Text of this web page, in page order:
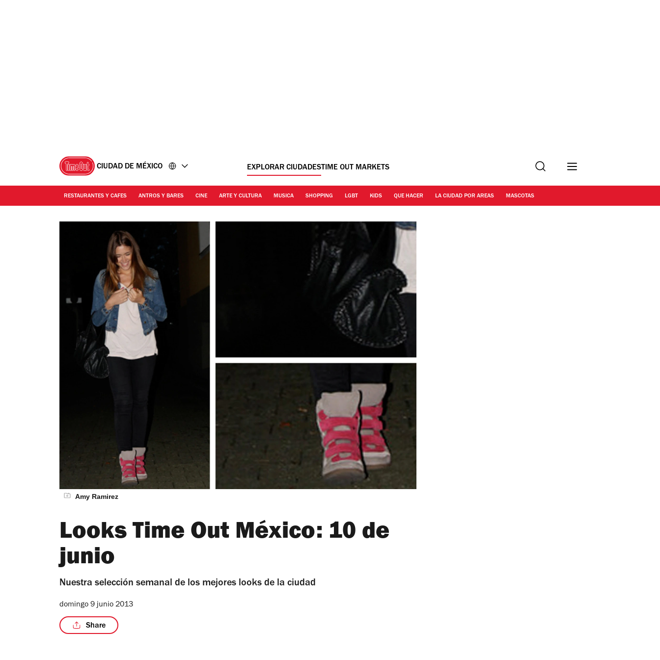
CIUDAD DE MÉXICO EXPLORAR CIUDADESTIME OUT MARKETS Buscar
RESTAURANTES Y CAFES ANTROS Y BARES CINE ARTE Y CULTURA MUSICA SHOPPING LGBT KIDS QUE HACER LA CIUDAD POR AREAS MASCOTAS
Amy Ramirez
Looks Time Out México: 10 de
junio
Nuestra selección semanal de los mejores looks de la ciudad
domingo 9 junio 2013
Share